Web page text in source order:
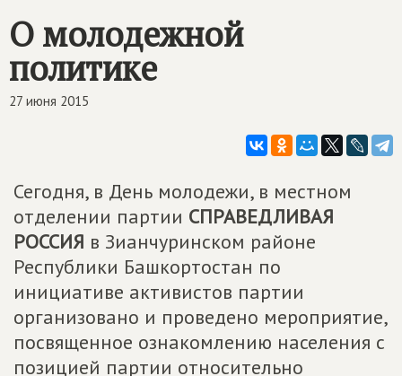
Поиск
О молодежной
политике
27 июня 2015
Сегодня, в День молодежи, в местном
отделении партии СПРАВЕДЛИВАЯ
РОССИЯ в Зианчуринском районе
Республики Башкортостан по
инициативе активистов партии
организовано и проведено мероприятие,
посвященное ознакомлению населения с
позицией партии относительно